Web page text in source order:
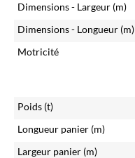
Dimensions - Largeur (m)
Dimensions - Longueur (m)
Motricité
Poids (t)
Longueur panier (m)
Largeur panier (m)